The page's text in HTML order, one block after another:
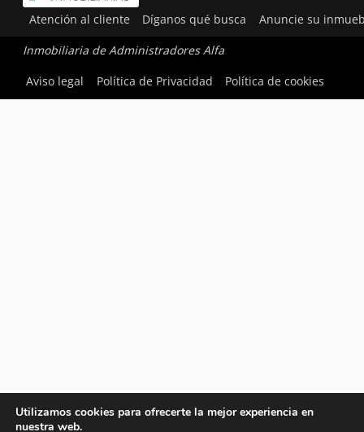
Atención al cliente Díganos qué busca Anuncie su
Inmobiliaria de Administradores Alfa
Aviso legal
Política de Privacidad Política de cookies
Utilizamos cookies para ofrecerte la mejor experiencia en
nuestra web.